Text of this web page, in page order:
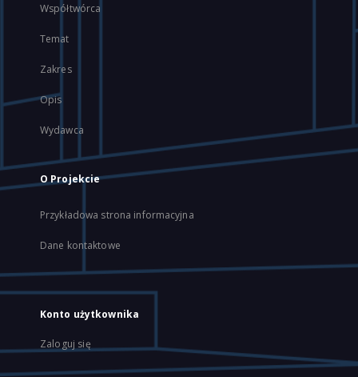
Współtwórca
Temat
Zakres
Opis
Wydawca
O Projekcie
Przykładowa strona informacyjna
Dane kontaktowe
Konto użytkownika
Zaloguj się